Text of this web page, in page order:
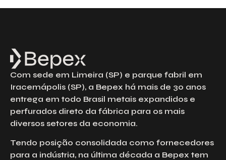
Com sede em Limeira (SP) e parque fabril em
Iracemápolis (SP), a Bepex há mais de 30 anos
entrega em todo Brasil metais expandidos e
perfurados direto da fábrica para os mais
diversos setores da economia.
Tendo posição consolidada como fornecedores
para a indústria, na última década a Bepex tem